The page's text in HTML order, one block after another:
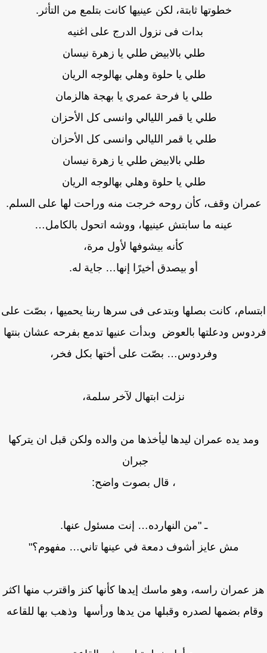
خطوتها ثابتة، لكن عينيها كانت بتلمع من التأثر.
بدات فى نزول الدرج على اغنيه
طلي بالابيض طلي يا زهرة نيسان
طلي يا حلوة وهلي بهالوجه الريان
طلي يا فرحة عمري يا بهجة هالزمان
طلي يا قمر الليالي وانسى كل الأحزان
طلي يا قمر الليالي وانسى كل الأحزان
طلي بالابيض طلي يا زهرة نيسان
طلي يا حلوة وهلي بهالوجه الريان
وقف، كأن روحه خرجت منه وراحت لها على السلم.
عينه ما سابتش عينيها، ووشه اتحول بالكامل…
كأنه بيشوفها لأول مرة،
أو بيصدق أخيرًا إنها… جاية له.
كانت بصلها وبتدعى فى سرها ربنا يحميها ، بصّت على
ودعلتها بالعوض وبدأت عنيها تدمع بفرحه عشان بنتها
وفردوس… بصّت على أختها بكل فخر،
نزلت ابتهال لآخر سلمة،
يده عمران ليدها ليأخذها من والده ولكن قبل ان يتركها
جبران
، قال بصوت واضح:
ـ "من النهارده… إنت مسئول عنها.
مش عايز أشوف دمعة في عينها تاني… مفهوم؟"
عمران راسه، وهو ماسك إيدها كأنها كنز واقترب منها اكثر
بضمها لصدره وقبلها من يدها ورأسها وذهب بها للقاعه